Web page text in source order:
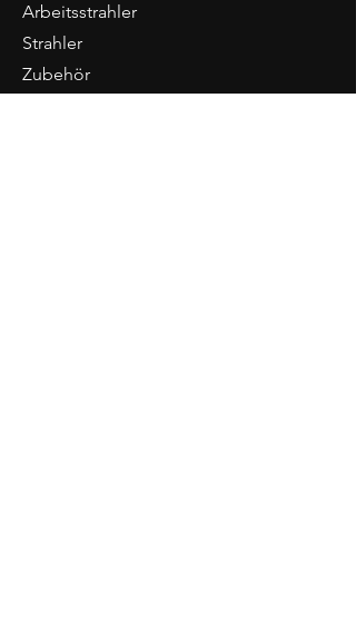
Arbeitsstrahler
Strahler
Zubehör